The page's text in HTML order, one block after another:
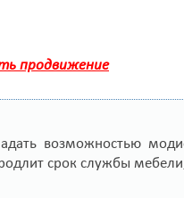
продвижение
возможностью
срок службы